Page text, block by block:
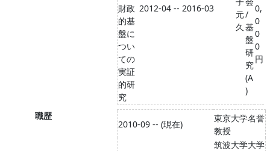
財政
的基
盤に
つい
ての
実証
的研
究
2012-04 -- 2016-03
元
久
/
基
盤
研
究
(A
)
0,
0
0
0
円
職歴
2010-09 -- (現在)
東京大学名誉
教授
筑波大学大学